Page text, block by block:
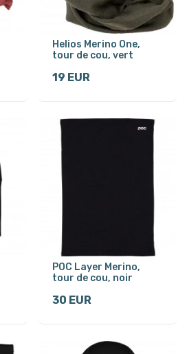
Helios Merino One,
tour de cou, vert
19 EUR
POC Layer Merino,
tour de cou, noir
30 EUR